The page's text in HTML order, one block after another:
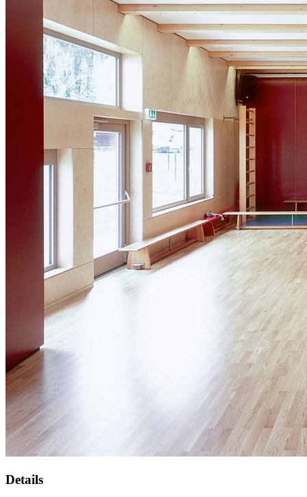
Details